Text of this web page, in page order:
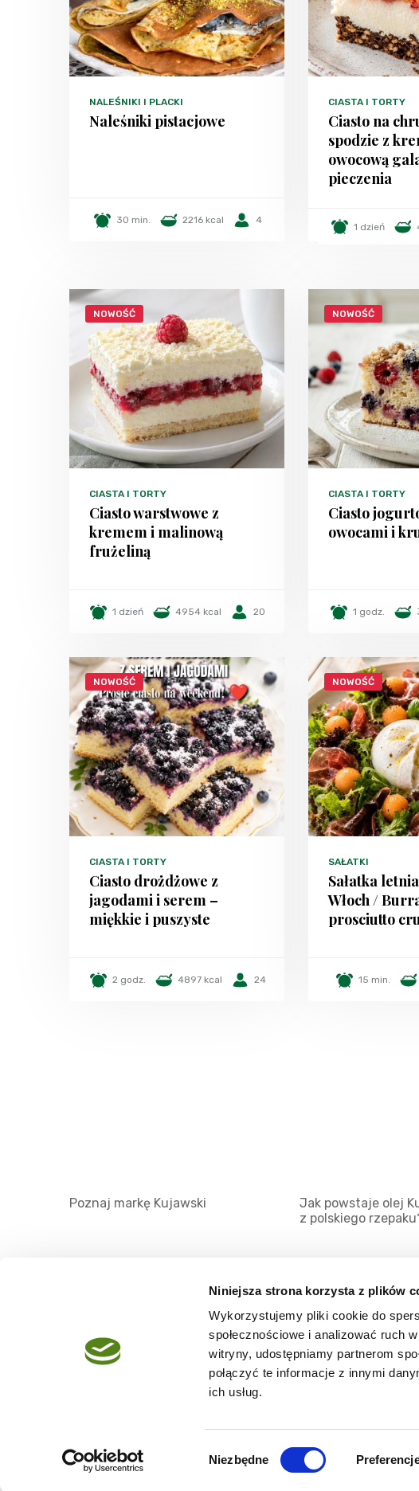
Niniejsza strona korzysta z plików
Wykorzystujemy pliki cookie do
społecznościowe i analizować ruch
witryny, udostępniamy partnerom
połączyć te informacje z innymi
ich usług.
Niezbędne
NALEŚNIKI I PLACKI
Naleśniki pistacjowe
30 min. 2216 kcal 4
CIASTA I TORTY
Ciasto na
spodzie z
owocową
pieczenia
1 dzień
NOWOŚĆ
CIASTA I TORTY
Ciasto warstwowe z
kremem i malinową
frużeliną
1 dzień 4954 kcal 20
NOWOŚĆ
CIASTA I TORTY
Ciasto
owocami i
1 godz.
NOWOŚĆ
CIASTA I TORTY
Ciasto drożdżowe z
jagodami i serem –
miękkie i puszyste
2 godz. 4897 kcal 24
NOWOŚĆ
SAŁATKI
Sałatka
Włoch /
prosciutto
15 min.
Poznaj markę Kujawski
Jak powstaje olej
z polskiego
Regulamin
Mapa
Porady
Copyright @2026 zpierwszegotloczenia.pl